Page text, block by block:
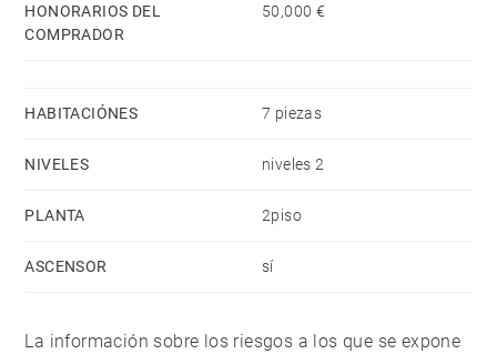
HONORARIOS DEL
COMPRADOR
50,000 €
HABITACIÓNES 7 piezas
NIVELES niveles 2
PLANTA 2piso
ASCENSOR sí
La información sobre los riesgos a los que se expone